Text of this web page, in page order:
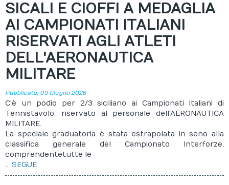
SICALI E CIOFFI A MEDAGLIA
AI CAMPIONATI ITALIANI
RISERVATI AGLI ATLETI
DELL'AERONAUTICA
MILITARE
Pubblicato: 09 Giugno 2026
C'è un podio per 2/3 siciliano ai Campionati Italiani di
Tennistavolo, riservato al personale dell'AERONAUTICA
MILITARE.
La speciale graduatoria è stata estrapolata in seno alla
classifica generale del Campionato Interforze,
comprendente tutte le
... SEGUE